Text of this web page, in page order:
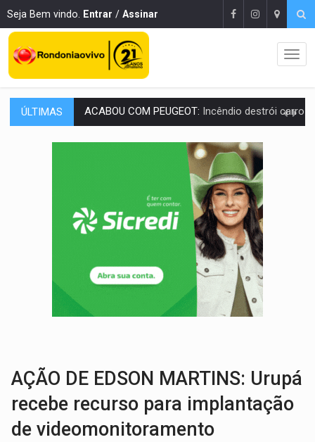
Seja Bem vindo. Entrar / Assinar
ÚLTIMAS VÍDEO:Ladrão é filmado furtando moto na frente do bar
BOLSAS DE PESQUISA:Iniciativa Amazônia+10 lança chamada para fortalecer
Brasil tem grandes reservas de urânio, mas produz pouco e
Serpente capturada na fábrica da Coca-Cola é
HOMENAGEM:Cientistas cassados pelo AI-5 se tornam pesquisadores
Líder religioso é preso por abusar de fiéis sob pretexto de
LEVANTAMENTO: Brasil tem uma história marcada por guerras, revoltas e
LAMENTÁVEL: Mulher é encontrada morta dentro de residência
AÇÃO DE EDSON MARTINS: Urupá
recebe recurso para implantação
de videomonitoramento